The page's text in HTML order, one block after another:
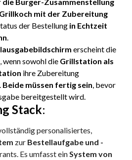
Grillkoch mit der Zubereitung
der Bestellung in Echtzeit
erscheint die
, wenn sowohl die Grillstation als
ihre Zubereitung
Beide müssen fertig sein , bevor
bereitgestellt wird.
Stack:
personalisiertes,
zur Bestellaufgabe und -
Es umfasst ein System von